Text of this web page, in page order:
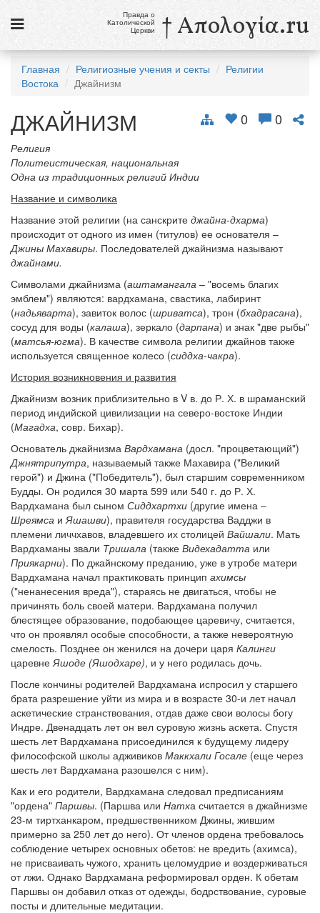
Новости
Католики в России
Галерея
Викторины
Ссылки
Религиозные учения и секты, справочник
9 августа
Св. Тереза Бенедикта Креста, дева и мученица
см. календарь
Обратная связь
Отправить сообщение
Вход
Правда о
Католической
Церкви † Απολογία.ru
Главная Религиозные учения и секты
Религии
Востока
Джайнизм
0 0
ДЖАЙНИЗМ
Религия
Политеистическая, национальная
Одна из традиционных религий Индии
Название и символика
Название этой религии (на санскрите джайна-дхарма)
происходит от одного из имен (титулов) ее основателя –
Джины Махавиры. Последователей джайнизма называют
джайнами.
Символами джайнизма (аштамангала – "восемь благих
эмблем") являются: вардхамана, свастика, лабиринт
(надьяварта), завиток волос (шриватса), трон (бхадрасана),
сосуд для воды (калаша), зеркало (дарпана) и знак "две рыбы"
(матсья-югма). В качестве символа религии джайнов также
используется священное колесо (сиддха-чакра).
История возникновения и развития
Джайнизм возник приблизительно в V в. до Р. Х. в шраманский
период индийской цивилизации на северо-востоке Индии
(Магадха, совр. Бихар).
Основатель джайнизма Вардхамана (досл. "процветающий")
Джнятрипутра, называемый также Махавира ("Великий
герой") и Джина ("Победитель"), был старшим современником
Будды. Он родился 30 марта 599 или 540 г. до Р. Х.
Вардхамана был сыном Сиддхартхи (другие имена –
Шреямса иЯшашви), правителя государства Вадджи в
племени личчхавов, владевшего их столицей Вайшали. Мать
Вардхаманы звали Тришала (также Видехадатта или
Приякарни). По джайнскому преданию, уже в утробе матери
Вардхамана начал практиковать принцип ахимсы
("ненанесения вреда"), стараясь не двигаться, чтобы не
причинять боль своей матери. Вардхамана получил
блестящее образование, подобающее царевичу, считается,
что он проявлял особые способности, а также невероятную
смелость. Позднее он женился на дочери царя Калинги
царевнеЯшоде (Яшодхаре), и у него родилась дочь.
После кончины родителей Вардхамана испросил у старшего
брата разрешение уйти из мира и в возрасте 30-и лет начал
аскетические странствования, отдав даже свои волосы богу
Индре. Двенадцать лет он вел суровую жизнь аскета. Спустя
шесть лет Вардхамана присоединился к будущему лидеру
философской школы адживиков Маккхали Госале (еще через
шесть лет Вардхамана разошелся с ним).
Как и его родители, Вардхамана следовал предписаниям
"ордена" Паршвы. (Паршва или Натха считается в джайнизме
23-м тиртханкаром, предшественником Джины, жившим
примерно за 250 лет до него). От членов ордена требовалось
соблюдение четырех основных обетов: не вредить (ахимса),
не присваивать чужого, хранить целомудрие и воздерживаться
от лжи. Однако Вардхамана реформировал орден. К обетам
Паршвы он добавил отказ от одежды, бодрствование, суровые
посты и длительные медитации.